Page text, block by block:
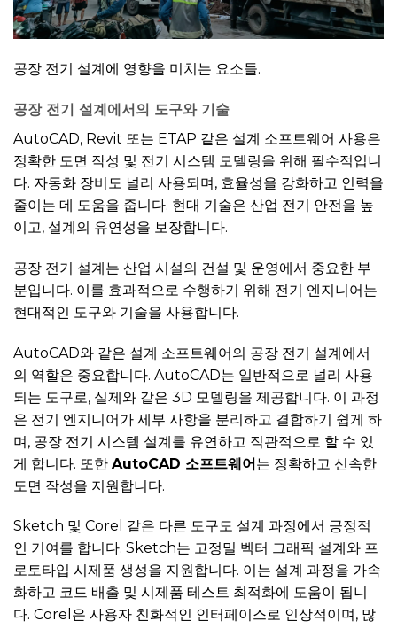
공장 전기 설계에 영향을 미치는 요소들.
공장 전기 설계에서의 도구와 기술
AutoCAD, Revit 또는 ETAP 같은 설계 소프트웨어 사용은
정확한 도면 작성 및 전기 시스템 모델링을 위해 필수적입니
다. 자동화 장비도 널리 사용되며, 효율성을 강화하고 인력을
줄이는 데 도움을 줍니다. 현대 기술은 산업 전기 안전을 높
이고, 설계의 유연성을 보장합니다.
공장 전기 설계는 산업 시설의 건설 및 운영에서 중요한 부
분입니다. 이를 효과적으로 수행하기 위해 전기 엔지니어는
현대적인 도구와 기술을 사용합니다.
AutoCAD와 같은 설계 소프트웨어의 공장 전기 설계에서
의 역할은 중요합니다. AutoCAD는 일반적으로 널리 사용
되는 도구로, 실제와 같은 3D 모델링을 제공합니다. 이 과정
은 전기 엔지니어가 세부 사항을 분리하고 결합하기 쉽게 하
며, 공장 전기 시스템 설계를 유연하고 직관적으로 할 수 있
게 합니다. 또한 AutoCAD 소프트웨어는 정확하고 신속한
도면 작성을 지원합니다.
Sketch 및 Corel 같은 다른 도구도 설계 과정에서 긍정적
인 기여를 합니다. Sketch는 고정밀 벡터 그래픽 설계와 프
로토타입 시제품 생성을 지원합니다. 이는 설계 과정을 가속
화하고 코드 배출 및 시제품 테스트 최적화에 도움이 됩니
다. Corel은 사용자 친화적인 인터페이스로 인상적이며, 많